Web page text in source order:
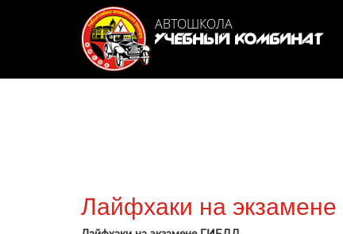
Перейти к основному содержанию
АВТОШКОЛА
УЧЕБНЫЙ КОМБИНАТ
Лайфхаки на